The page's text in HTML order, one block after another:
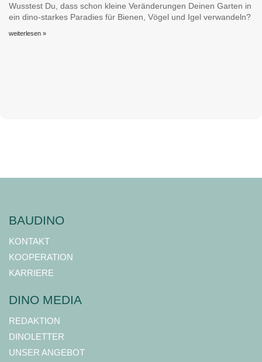
Wusstest Du, dass schon kleine Veränderungen Deinen Garten in
ein dino-starkes Paradies für Bienen, Vögel und Igel verwandeln?
weiterlesen »
BAUDINO
KONTAKT
KOOPERATION
KARRIERE
DINO MEDIA
REDAKTION
DINOLETTER
UNSER ANGEBOT